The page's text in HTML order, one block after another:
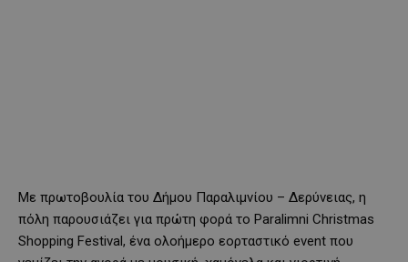
Με πρωτοβουλία του Δήμου Παραλιμνίου – Δερύνειας, η
πόλη παρουσιάζει για πρώτη φορά το Paralimni Christmas
Shopping Festival, ένα ολοήμερο εορταστικό event που